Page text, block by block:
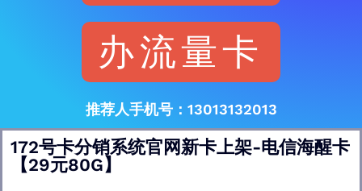
办流量卡
推荐人手机号：13013132013
172号卡分销系统官网新卡上架-电信海醒卡
【29元80G】